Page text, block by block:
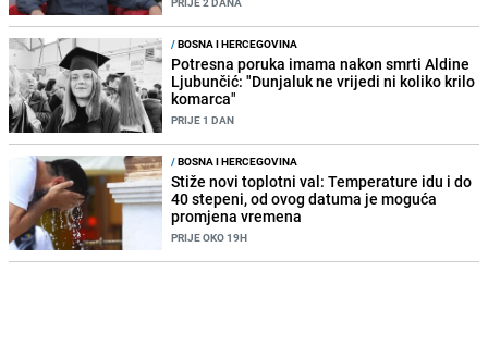
/BOSNA I HERCEGOVINA
Potresna poruka imama nakon smrti Aldine
Ljubunčić: "Dunjaluk ne vrijedi ni koliko krilo
komarca"
PRIJE 1 DAN
/BOSNA I HERCEGOVINA
Stiže novi toplotni val: Temperature idu i do
40 stepeni, od ovog datuma je moguća
promjena vremena
PRIJE OKO 19H